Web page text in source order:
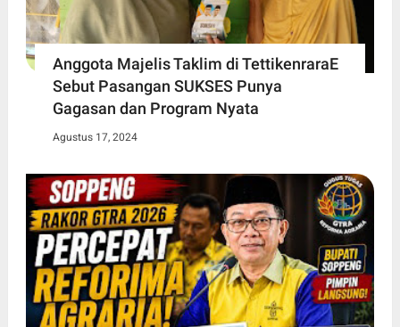
Anggota Majelis Taklim di TettikenraraE
Sebut Pasangan SUKSES Punya
Gagasan dan Program Nyata
Agustus 17, 2024